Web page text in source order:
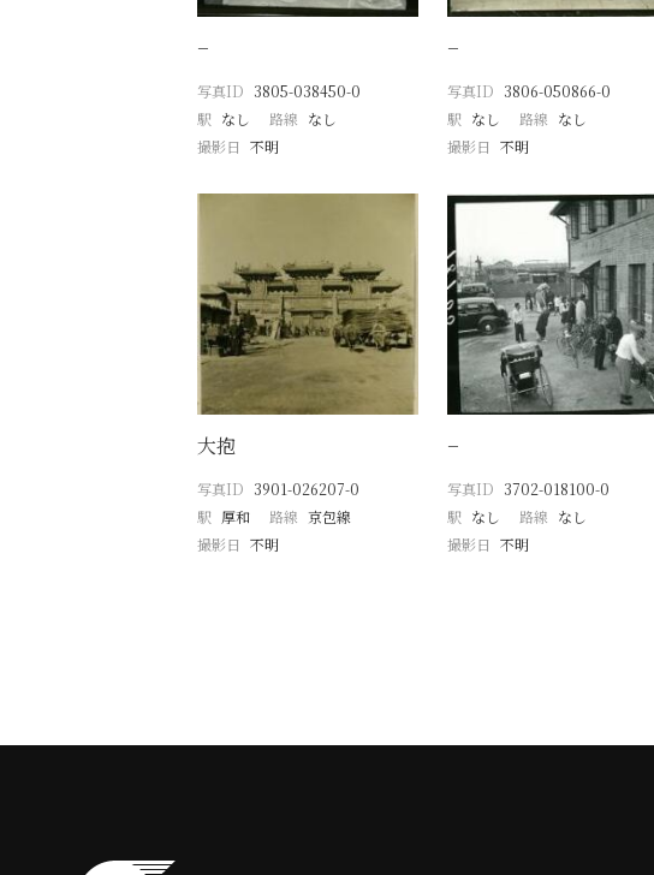
−
写真ID 3805-038450-0
駅 なし 路線 なし
撮影日 不明
−
写真ID 3806-050866-0
駅 なし 路線 なし
撮影日 不明
大抱
写真ID 3901-026207-0
駅 厚和 路線 京包線
撮影日 不明
−
写真ID 3702-018100-0
駅 なし 路線 なし
撮影日 不明